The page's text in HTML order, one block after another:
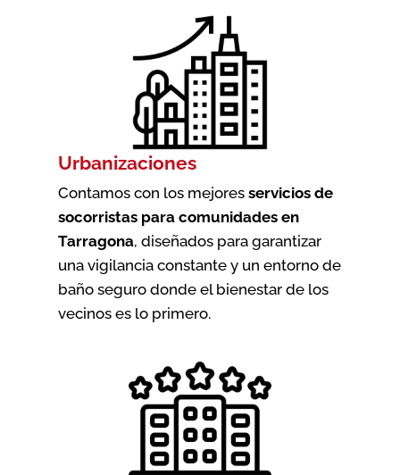
Urbanizaciones
Contamos con los mejores servicios de
socorristas para comunidades en
Tarragona, diseñados para garantizar
una vigilancia constante y un entorno de
baño seguro donde el bienestar de los
vecinos es lo primero.